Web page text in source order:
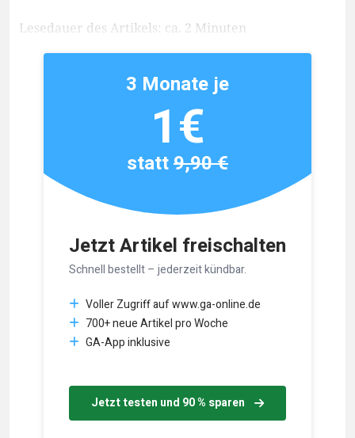
Lesedauer des Artikels: ca. 2 Minuten
Jetzt Artikel freischalten
Schnell bestellt – jederzeit kündbar.
Voller Zugriff auf www.ga-online.de
700+ neue Artikel pro Woche
GA-App inklusive
Jetzt testen und 90 % sparen
3 Monate je
1€
statt9,90 €